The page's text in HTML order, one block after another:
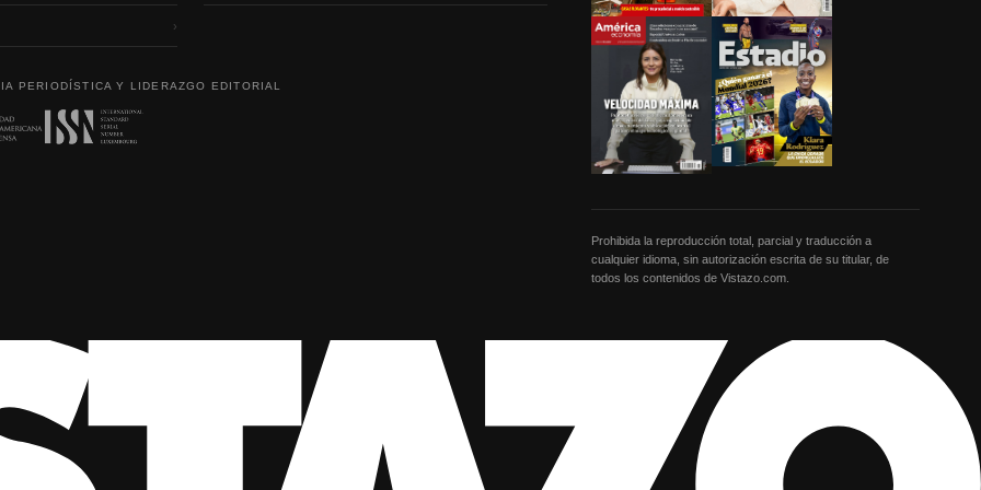
›
PERIODÍSTICA Y LIDERAZGO EDITORIAL
Prohibida la reproducción total, parcial y traducción a
cualquier idioma, sin autorización escrita de su titular, de
todos los contenidos de Vistazo.com.